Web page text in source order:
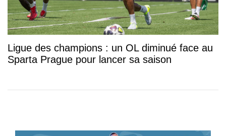
Ligue des champions : un OL diminué face au
Sparta Prague pour lancer sa saison